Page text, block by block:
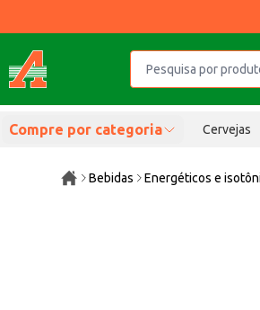
Compre por categoria Cervejas
Bebidas Energéticos e